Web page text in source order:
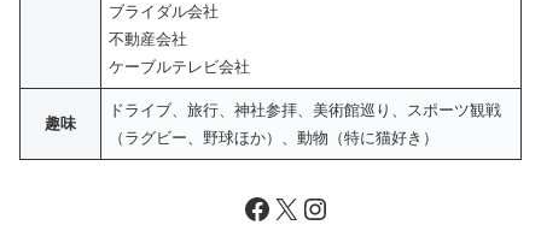
ブライダル会社
不動産会社
ケーブルテレビ会社
趣味
ドライブ、旅行、神社参拝、美術館巡り、スポーツ観戦
（ラグビー、野球ほか）、動物（特に猫好き）
Facebook
X Instagram